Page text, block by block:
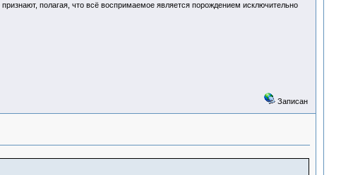
полагая, что всё воспримаемое является порождением исключительно
Записан